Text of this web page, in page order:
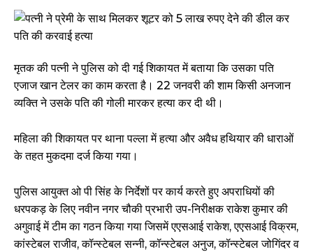
मृतक की पत्नी ने पुलिस को दी गई शिकायत में बताया कि उसका पति
एजाज खान टेलर का काम करता है। 22 जनवरी की शाम किसी अनजान
व्यक्ति ने उसके पति की गोली मारकर हत्या कर दी थी।
महिला की शिकायत पर थाना पल्ला में हत्या और अवैध हथियार की धाराओं
के तहत मुकदमा दर्ज किया गया।
पुलिस आयुक्त ओ पी सिंह के निर्देशों पर कार्य करते हुए अपराधियों की
धरपकड़ के लिए नवीन नगर चौकी प्रभारी उप-निरीक्षक राकेश कुमार की
अगुवाई में टीम का गठन किया गया जिसमें एएसआई राकेश, एएसआई विक्रम,
कांस्टेबल राजीव, कॉन्स्टेबल सन्नी, कॉन्स्टेबल अनुज, कॉन्स्टेबल जोगिंदर व